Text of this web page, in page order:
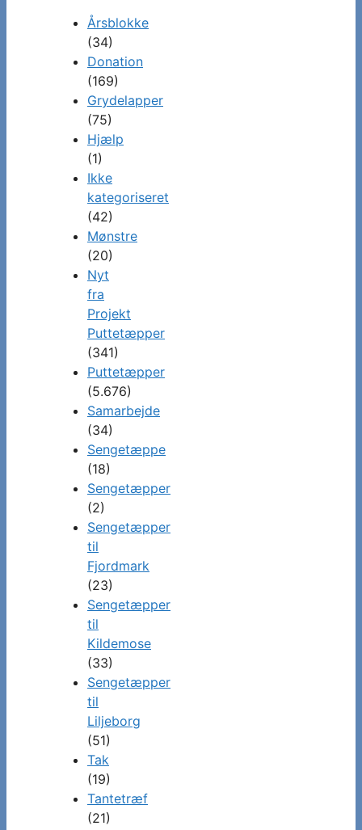
Årsblokke
(34)
Donation
(169)
Grydelapper
(75)
Hjælp
(1)
Ikke
kategoriseret
(42)
Mønstre
(20)
Nyt
fra
Projekt
Puttetæpper
(341)
Puttetæpper
(5.676)
Samarbejde
(34)
Sengetæppe
(18)
Sengetæpper
(2)
Sengetæpper
til
Fjordmark
(23)
Sengetæpper
til
Kildemose
(33)
Sengetæpper
til
Liljeborg
(51)
Tak
(19)
Tantetræf
(21)